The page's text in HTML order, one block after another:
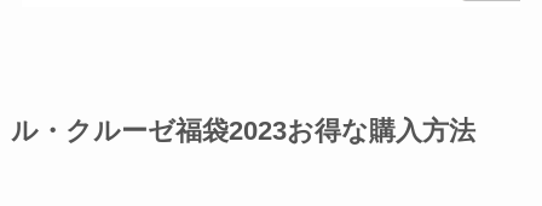
ル・クルーゼ福袋2023お得な購入方法